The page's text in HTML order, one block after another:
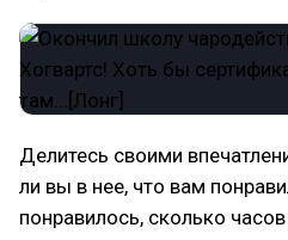
Делитесь своими
ли вы в нее, что вам
понравилось, сколько